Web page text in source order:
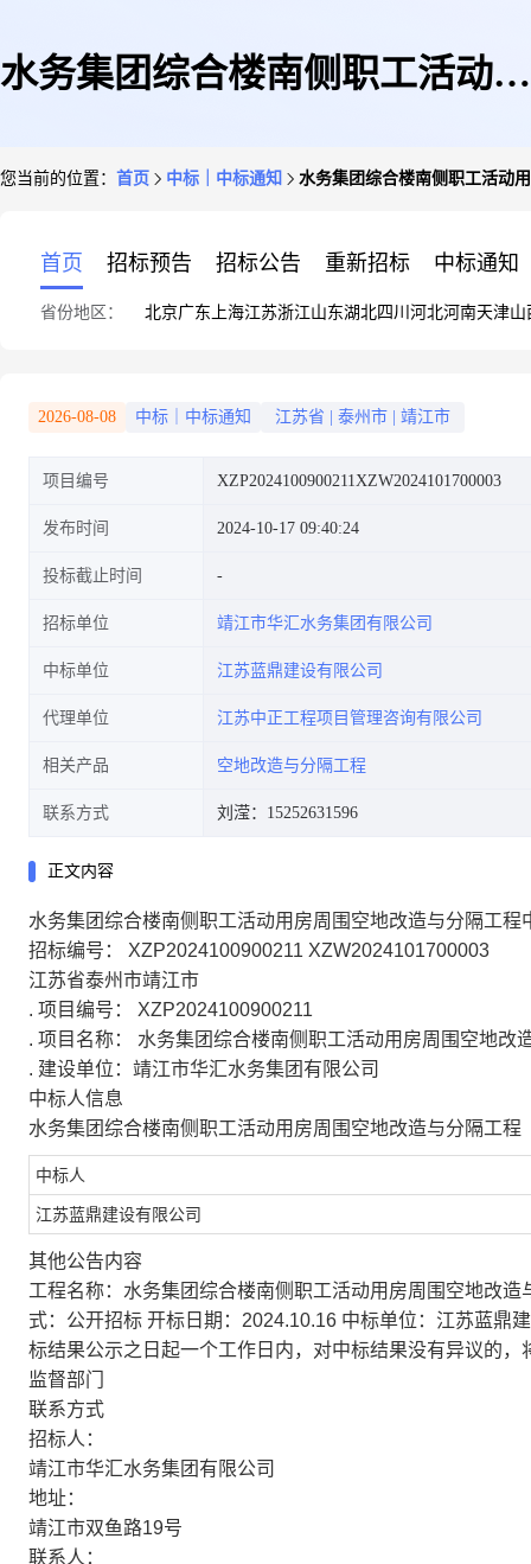
水务集团综合楼南侧职工活动用
您当前的位置： 首页 中标｜中标通知 水务集团综合楼南侧职工活动
首页 招标预告 招标公告 重新招标 中标通知
省份地区： 北京广东 上海江苏浙江山东湖北四川 河北河南天津山
2026-08-08 中标｜中标通知 江苏省 泰州市 靖江市
项目编号 XZP2024100900211XZW2024101700003
发布时间 2024-10-17 09:40:24
投标截止时间
招标单位 靖江市华汇水务集团有限公司
中标单位 江苏蓝鼎建设有限公司
代理单位 江苏中正工程项目管理咨询有限公司
相关产品 空地改造与分隔工程
联系方式 刘滢：15252631596
正文内容
水务集团综合楼南侧职工活动用房周围空地改造与分隔工程
招标编号： XZP2024100900211 XZW2024101700003
江苏省泰州市靖江市
. 项目编号： XZP2024100900211
. 项目名称： 水务集团综合楼南侧职工活动用房周围空地改
. 建设单位：靖江市华汇水务集团有限公司
中标人信息
水务集团综合楼南侧职工活动用房周围空地改造与分隔工程
中标人
江苏蓝鼎建设有限公司
其他公告内容
工程名称：水务集团综合楼南侧职工活动用房周围空地改
式：公开招标 开标日期：2024.10.16 中标单位：江苏蓝鼎
标结果公示之日起一个工作日内，对中标结果没有异议的，
监督部门
联系方式
招标人：
靖江市华汇水务集团有限公司
地址：
靖江市双鱼路19号
联系人：